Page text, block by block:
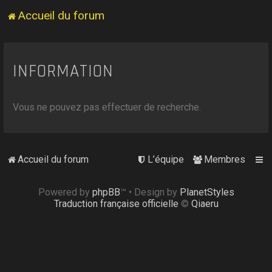
Accueil du forum
INFORMATION
Vous ne pouvez pas effectuer de recherche.
Accueil du forum Membres
L’équipe
Powered by phpBB™ • Design by PlanetStyles
Traduction française officielle © Qiaeru